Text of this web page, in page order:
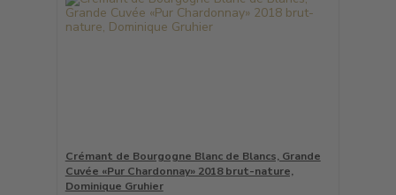
Crémant de Bourgogne Blanc de Blancs, Grande
Cuvée «Pur Chardonnay» 2018 brut-nature,
Dominique Gruhier